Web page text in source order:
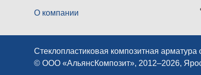
О компании
Стеклопластиковая композитная арматура
© ООО «АльянсКомпозит», 2012–2026,